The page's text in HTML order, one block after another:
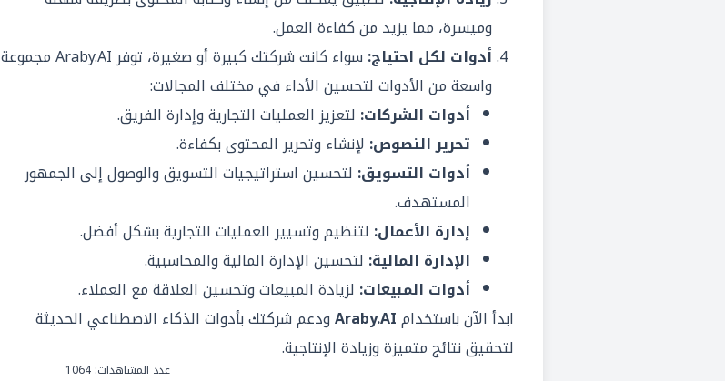
وميسرة، مما يزيد من كفاءة العمل.
أدوات لكل احتياج:
سواء كانت شركتك كبيرة أو صغيرة، توفر Araby.AI مجموعة
واسعة من الأدوات لتحسين الأداء في مختلف المجالات:
أدوات الشركات: لتعزيز العمليات التجارية وإدارة الفريق.
تحرير النصوص: لإنشاء وتحرير المحتوى بكفاءة.
أدوات التسويق: لتحسين استراتيجيات التسويق والوصول إلى الجمهور
المستهدف.
إدارة الأعمال: لتنظيم وتسيير العمليات التجارية بشكل أفضل.
الإدارة المالية: لتحسين الإدارة المالية والمحاسبية.
أدوات المبيعات: لزيادة المبيعات وتحسين العلاقة مع العملاء.
ابدأ الآن باستخدامAraby.AIودعم شركتك بأدوات الذكاء الاصطناعي الحديثة
لتحقيق نتائج متميزة وزيادة الإنتاجية.
عدد المشاهدات: 1064